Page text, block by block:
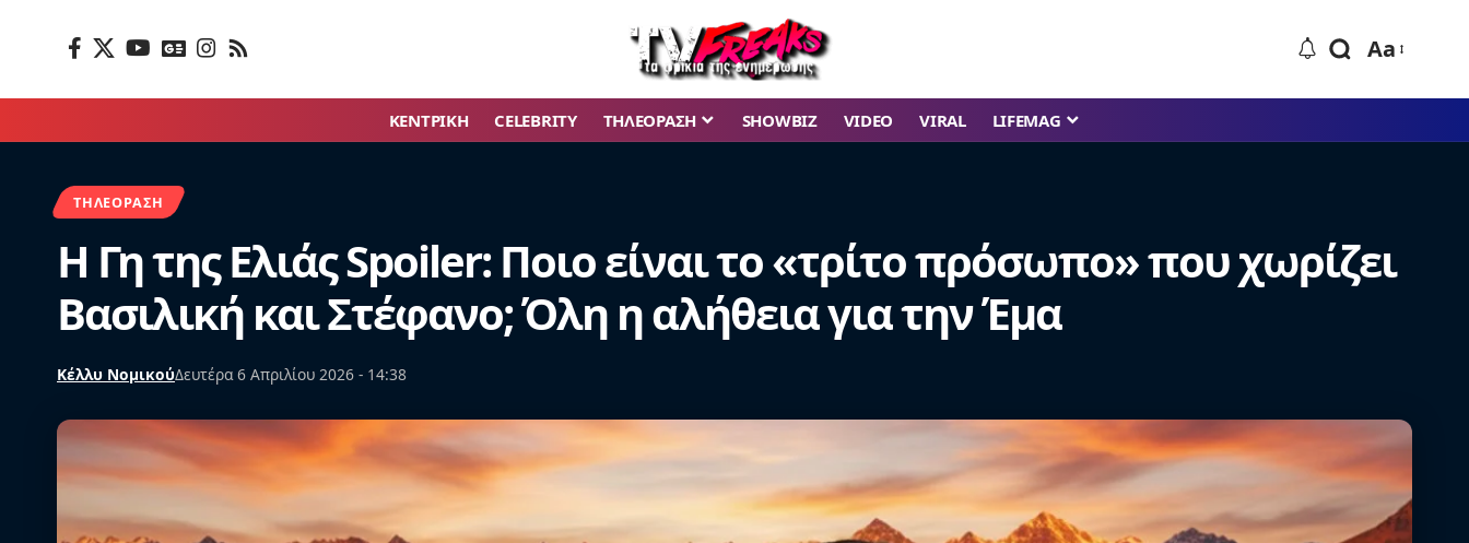
Aa
ΚΕΝΤΡΙΚΗ CELEBRITY ΤΗΛΕΟΡΑΣΗ SHOWBIZ VIDEO VIRAL LIFEMAG
ΤΗΛΕΌΡΑΣΗ
Η Γη της Ελιάς Spoiler: Ποιο είναι το «τρίτο πρόσωπο» που χωρίζει
Βασιλική και Στέφανο; Όλη η αλήθεια για την Έμα
Κέλλυ ΝομικούΔευτέρα 6 Απριλίου 2026 - 14:38